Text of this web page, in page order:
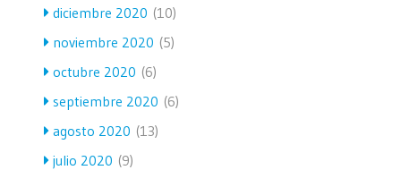
diciembre 2020 (10)
noviembre 2020 (5)
octubre 2020 (6)
septiembre 2020 (6)
agosto 2020 (13)
julio 2020 (9)